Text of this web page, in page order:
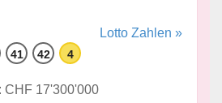
Lotto Zahlen »
41 42 4
CHF 17'300'000